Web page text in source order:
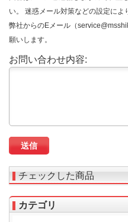
い。 迷惑メール対策などの設定によ
弊社からのEメール（
願いします。
お問い合わせ内容:
チェックした商品
カテゴリ